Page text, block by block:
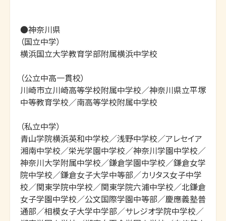
●神奈川県
（国立中学）
横浜国立大学教育学部附属横浜中学校
（公立中高一貫校）
川崎市立川崎高等学校附属中学校／神奈川県立平塚
中等教育学校／南高等学校附属中学校
（私立中学）
青山学院横浜英和中学校／浅野中学校／アレセイア
湘南中学校／栄光学園中学校／神奈川学園中学校／
神奈川大学附属中学校／鎌倉学園中学校／鎌倉女学
院中学校／鎌倉女子大学中等部／カリタス女子中学
校／関東学院中学校／関東学院六浦中学校／北鎌倉
女子学園中学校／公文国際学園中等部／慶應義塾普
通部／相模女子大学中学部／サレジオ学院中学校／